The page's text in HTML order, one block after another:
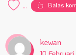
... Balas
kewan